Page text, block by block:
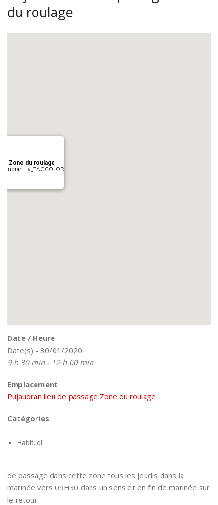
du roulage
Zone du roulage
- #_TAGCOLOR
Date / Heure
Date(s) - 30/01/2020
9 h 30 min - 12 h 00 min
Emplacement
Pujaudran lieu de passage Zone du roulage
Catégories
Habituel
de passage dans cette zone tous les jeudis dans la
matinée vers 09H30 dans un sens et en fin de matinée sur
le retour.